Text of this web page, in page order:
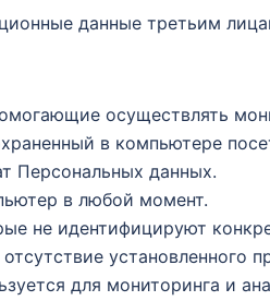
данные третьим
осуществлять
в компьютере
Персональных данных.
в любой момент.
не идентифицируют
установленного
для мониторинга и